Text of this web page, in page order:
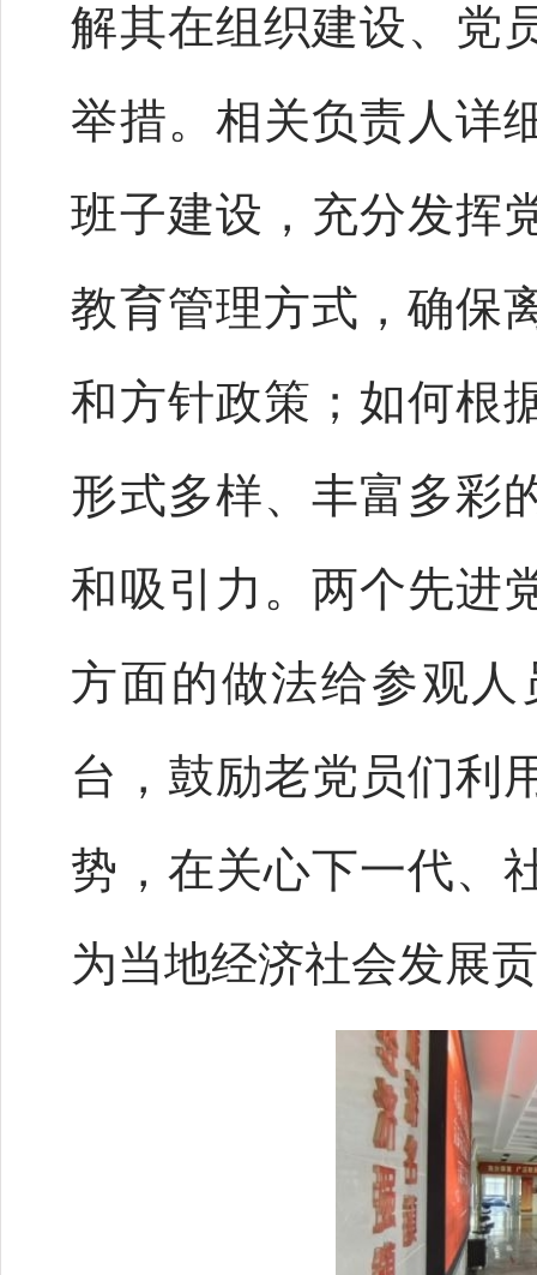
解其在组织建设、党
举措。相关负责人详
班子建设，充分发挥
教育管理方式，确保
和方针政策；如何根
形式多样、丰富多彩
和吸引力。两个先进
方面的做法给参观
台，鼓励老党员们利
势，在关心下一代、
为当地经济社会发展